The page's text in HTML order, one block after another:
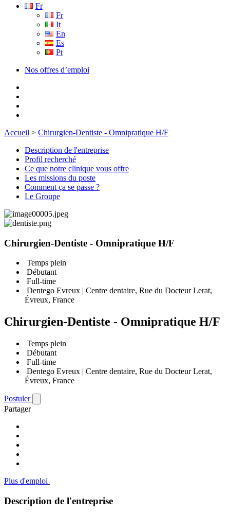
Fr
Fr
It
En
Es
Pt
Nos offres d’emploi
Accueil > Chirurgien-Dentiste - Omnipratique H/F
Description de l'entreprise
Profil recherché
Ce que notre clinique vous offre
Les missions du poste
Comment ça se passe ?
Le Groupe
Chirurgien-Dentiste - Omnipratique H/F
Temps plein
Débutant
Full-time
Dentego Evreux | Centre dentaire, Rue du Docteur Lerat,
Évreux, France
Chirurgien-Dentiste - Omnipratique H/F
Temps plein
Débutant
Full-time
Dentego Evreux | Centre dentaire, Rue du Docteur Lerat,
Évreux, France
Postuler
Partager
Plus d'emploi
Description de l'entreprise